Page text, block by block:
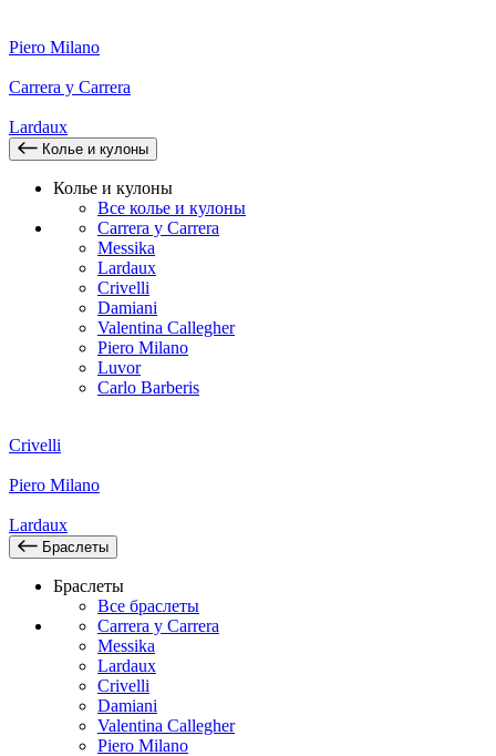
Piero Milano
Carrera y Carrera
Lardaux
Колье и кулоны
Колье и кулоны
Все колье и кулоны
Carrera y Carrera
Messika
Lardaux
Crivelli
Damiani
Valentina Callegher
Piero Milano
Luvor
Carlo Barberis
Crivelli
Piero Milano
Lardaux
Браслеты
Браслеты
Все браслеты
Carrera y Carrera
Messika
Lardaux
Crivelli
Damiani
Valentina Callegher
Piero Milano